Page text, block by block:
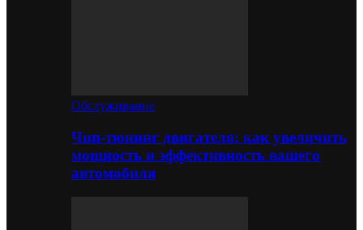
Обслуживание
Чип-тюнинг двигателя: как увеличить
мощность и эффективность вашего
автомобиля